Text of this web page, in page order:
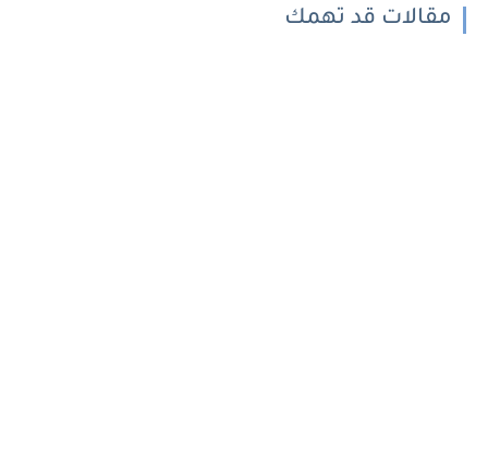
مقالات قد تهمك